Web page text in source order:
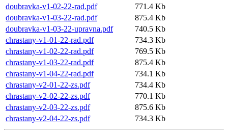
doubravka-v1-02-22-rad.pdf
771.4 Kb
doubravka-v1-03-22-rad.pdf
875.4 Kb
doubravka-v1-03-22-upravna.pdf
740.5 Kb
chrastany-v1-01-22-rad.pdf
734.3 Kb
chrastany-v1-02-22-rad.pdf
769.5 Kb
chrastany-v1-03-22-rad.pdf
875.4 Kb
chrastany-v1-04-22-rad.pdf
734.1 Kb
chrastany-v2-01-22-zs.pdf
734.4 Kb
chrastany-v2-02-22-zs.pdf
770.1 Kb
chrastany-v2-03-22-zs.pdf
875.6 Kb
chrastany-v2-04-22-zs.pdf
734.3 Kb